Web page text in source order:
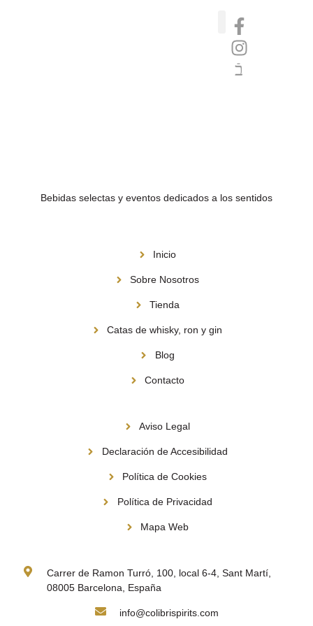
Bebidas selectas y eventos dedicados a los sentidos
Inicio
Sobre Nosotros
Tienda
Catas de whisky, ron y gin
Blog
Contacto
Aviso Legal
Declaración de Accesibilidad
Política de Cookies
Política de Privacidad
Mapa Web
Carrer de Ramon Turró, 100, local 6-4, Sant Martí,
08005 Barcelona, España
info@colibrispirits.com